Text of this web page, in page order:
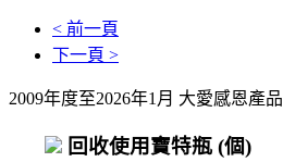
< 前一頁
下一頁 >
2009年度至2026年1月 大愛感恩產
回收使用寶特瓶 (個)